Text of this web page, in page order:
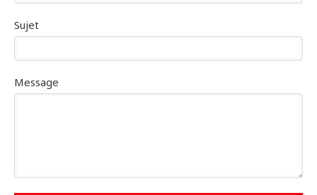
Sujet
Message